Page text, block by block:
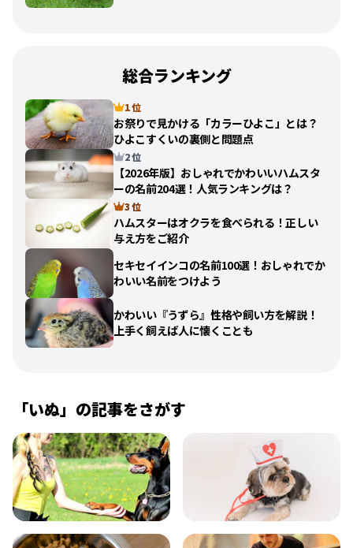
総合ランキング
1 位
お祭りで見かける「カラーひよこ」とは？
ひよこすくいの裏側と問題点
2 位
【2026年版】おしゃれでかわいいハムスタ
ーの名前204選！人気ランキングは？
3 位
ハムスターはオクラを食べられる！正しい
与え方をご紹介
セキセイインコの名前100選！おしゃれでか
わいい名前をつけよう
かわいい『うずら』性格や飼い方を解説！
上手く飼えば人に懐くことも
「いぬ」の記事をさがす
飼い方 健康